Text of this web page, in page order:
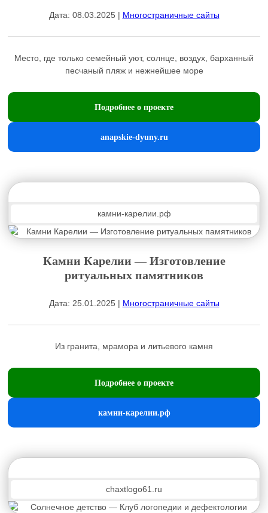
Дата: 08.03.2025 | Многостраничные сайты
Место, где только семейный уют, солнце, воздух, барханный
песчаный пляж и нежнейшее море
Подробнее о проекте
anapskie-dyuny.ru
камни-карелии.рф
Камни Карелии — Изготовление
ритуальных памятников
Дата: 25.01.2025 | Многостраничные сайты
Из гранита, мрамора и литьевого камня
Подробнее о проекте
камни-карелии.рф
chaxtlogo61.ru